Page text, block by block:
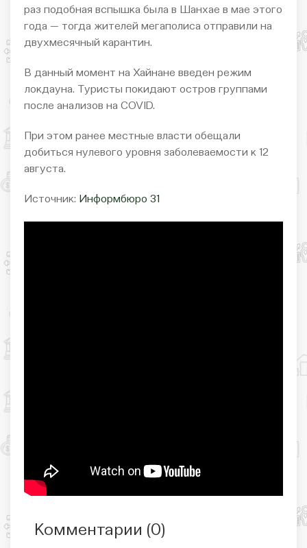
раз подобная вспышка была в Шанхае в мае этого
года — тогда жителей мегаполиса отправили на
двухмесячный карантин.
В данный момент на Хайнане введен режим
локдауна. Туристы покидают остров группами
после анализов на COVID.
При этом ранее местные власти обещали
добиться нулевого уровня заболеваемости к 12
августа.
Источник: Информбюро 31
Комментарии (0)